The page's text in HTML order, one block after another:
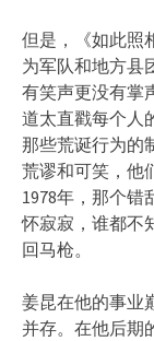
但是，《如此照
为军队和地方县
有笑声更没有掌
道太直戳每个人
那些荒诞行为的
荒谬和可笑，他
1978年，那个
怀寂寂，谁都不
回马枪。
姜昆在他的事业
并存。在他后期